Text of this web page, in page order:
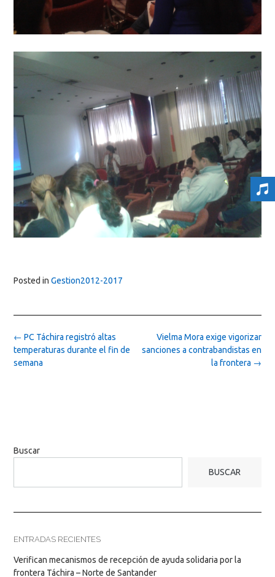
Posted in Gestion2012-2017
Post
navigation
Vielma Mora exige vigorizar
sanciones a contrabandistas en
la frontera →
← PC Táchira registró altas
temperaturas durante el fin de
semana
Buscar
BUSCAR
ENTRADAS RECIENTES
Verifican mecanismos de recepción de ayuda solidaria por la
frontera Táchira – Norte de Santander